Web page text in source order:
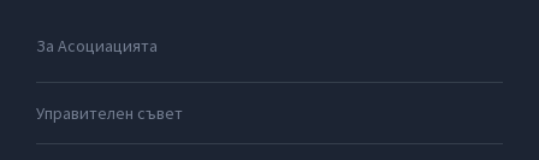
За Асоциацията
Управителен съвет